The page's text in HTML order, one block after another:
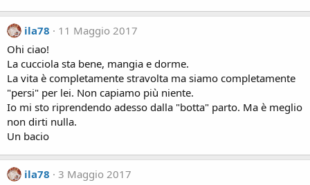
ila78
11 Maggio 2017
Ohi ciao!
La cucciola sta bene, mangia e dorme.
La vita è completamente stravolta ma siamo completamente
"persi" per lei. Non capiamo più niente.
Io mi sto riprendendo adesso dalla "botta" parto. Ma è meglio
non dirti nulla.
Un bacio
ila78
3 Maggio 2017